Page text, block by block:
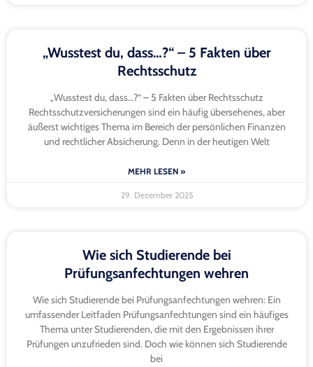
„Wusstest du, dass…?“ – 5 Fakten über
Rechtsschutz
„Wusstest du, dass…?“ – 5 Fakten über Rechtsschutz
Rechtsschutzversicherungen sind ein häufig übersehenes, aber
äußerst wichtiges Thema im Bereich der persönlichen Finanzen
und rechtlicher Absicherung. Denn in der heutigen Welt
MEHR LESEN »
29. Dezember 2025
Wie sich Studierende bei
Prüfungsanfechtungen wehren
Wie sich Studierende bei Prüfungsanfechtungen wehren: Ein
umfassender Leitfaden Prüfungsanfechtungen sind ein häufiges
Thema unter Studierenden, die mit den Ergebnissen ihrer
Prüfungen unzufrieden sind. Doch wie können sich Studierende
bei